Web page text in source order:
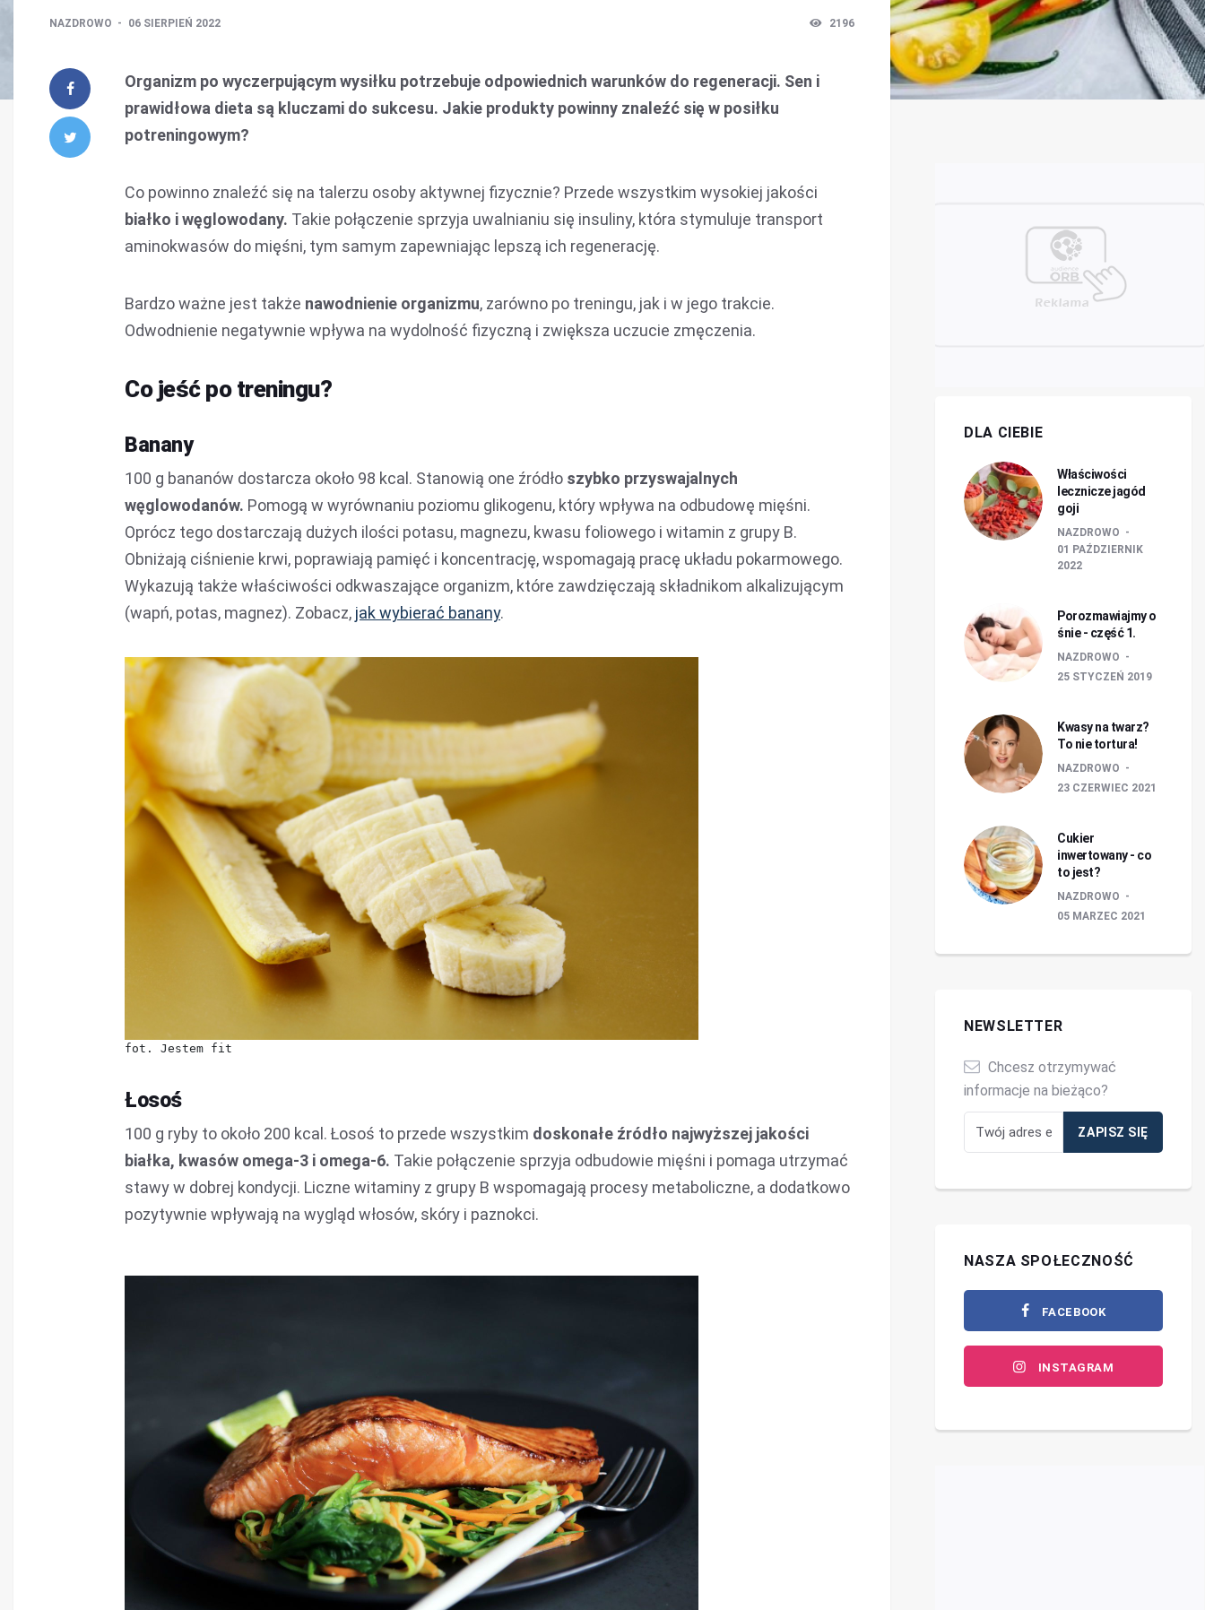
NAZDROWO 06 SIERPIEŃ 2022 2196
Organizm po wyczerpującym wysiłku potrzebuje odpowiednich warunków do regeneracji. Sen i
prawidłowa dieta są kluczami do sukcesu. Jakie produkty powinny znaleźć się w posiłku
potreningowym?
Co powinno znaleźć się na talerzu osoby aktywnej fizycznie? Przede wszystkim wysokiej jakości
białko i węglowodany. Takie połączenie sprzyja uwalnianiu się insuliny, która stymuluje transport
aminokwasów do mięśni, tym samym zapewniając lepszą ich regenerację.
Bardzo ważne jest także nawodnienie organizmu, zarówno po treningu, jak i w jego trakcie.
Odwodnienie negatywnie wpływa na wydolność fizyczną i zwiększa uczucie zmęczenia.
Co jeść po treningu?
Banany
100 g bananów dostarcza około 98 kcal. Stanowią one źródło szybko przyswajalnych
węglowodanów. Pomogą w wyrównaniu poziomu glikogenu, który wpływa na odbudowę mięśni.
Oprócz tego dostarczają dużych ilości potasu, magnezu, kwasu foliowego i witamin z grupy B.
Obniżają ciśnienie krwi, poprawiają pamięć i koncentrację, wspomagają pracę układu pokarmowego.
Wykazują także właściwości odkwaszające organizm, które zawdzięczają składnikom alkalizującym
(wapń, potas, magnez). Zobacz, jak wybierać banany.
fot. Jestem fit
Łosoś
100 g ryby to około 200 kcal. Łosoś to przede wszystkim doskonałe źródło najwyższej jakości
białka, kwasów omega-3 i omega-6. Takie połączenie sprzyja odbudowie mięśni i pomaga utrzymać
stawy w dobrej kondycji. Liczne witaminy z grupy B wspomagają procesy metaboliczne, a dodatkowo
pozytywnie wpływają na wygląd włosów, skóry i paznokci.
DLA CIEBIE
Właściwości
lecznicze jagód
goji
NAZDROWO
01 PAŹDZIERNIK
2022
Porozmawiajmy o
śnie - część 1.
NAZDROWO
25 STYCZEŃ 2019
Kwasy na twarz?
To nie tortura!
NAZDROWO
23 CZERWIEC 2021
Cukier
inwertowany - co
to jest?
NAZDROWO
05 MARZEC 2021
NEWSLETTER
Chcesz otrzymywać
informacje na bieżąco?
NASZA SPOŁECZNOŚĆ
FACEBOOK
INSTAGRAM